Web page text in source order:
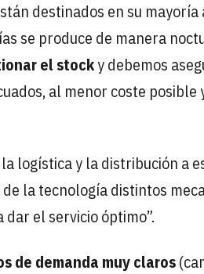
destinados en su mayoría
se produce de manera
el stocky debemos
al menor coste posible
logística y la distribución a
la tecnología distintos
el servicio óptimo”.
de demanda muy claros